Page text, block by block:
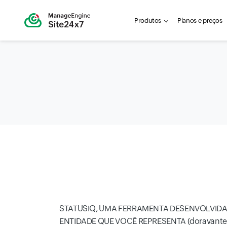
Produtos Planos e preços
STATUSIQ, UMA FERRAMENTA
ENTIDADE QUE VOCÊ REPRESENTA